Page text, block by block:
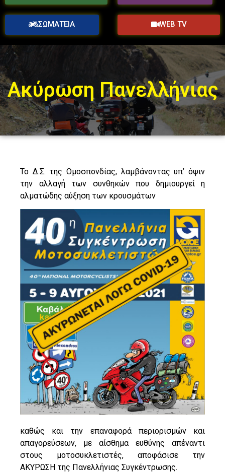
ΣΩΜΑΤΕΙΑ WEB TV
Ακύρωση Πανελλήνιας
Το Δ.Σ. της Ομοσπονδίας, λαμβάνοντας υπ’ όψιν
την αλλαγή των συνθηκών που δημιουργεί η
αλματώδης αύξηση των κρουσμάτων
καθώς και την επαναφορά περιορισμών και
απαγορεύσεων, με αίσθημα ευθύνης απέναντι
στους μοτοσυκλετιστές, αποφάσισε την
ΑΚΥΡΩΣΗ της Πανελλήνιας Συγκέντρωσης.